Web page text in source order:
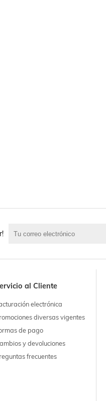
al Cliente
electrónica
diversas vigentes
de pago
y devoluciones
frecuentes